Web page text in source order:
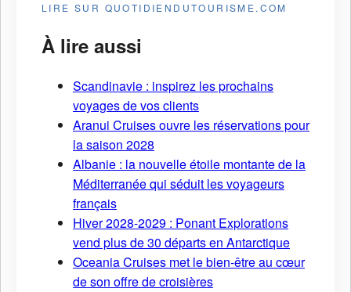
LIRE SUR QUOTIDIENDUTOURISME.COM
À lire aussi
Scandinavie : inspirez les prochains
voyages de vos clients
Aranui Cruises ouvre les réservations pour
la saison 2028
Albanie : la nouvelle étoile montante de la
Méditerranée qui séduit les voyageurs
français
Hiver 2028-2029 : Ponant Explorations
vend plus de 30 départs en Antarctique
Oceania Cruises met le bien-être au cœur
de son offre de croisières